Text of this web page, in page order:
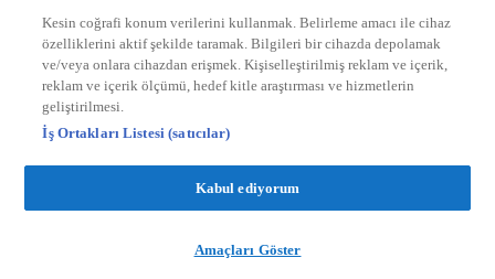
Kesin coğrafi konum verilerini kullanmak. Belirleme amacı ile cihaz
özelliklerini aktif şekilde taramak. Bilgileri bir cihazda depolamak
ve/veya onlara cihazdan erişmek. Kişiselleştirilmiş reklam ve içerik,
reklam ve içerik ölçümü, hedef kitle araştırması ve hizmetlerin
geliştirilmesi.
İş Ortakları Listesi (satıcılar)
Kabul ediyorum
Amaçları Göster